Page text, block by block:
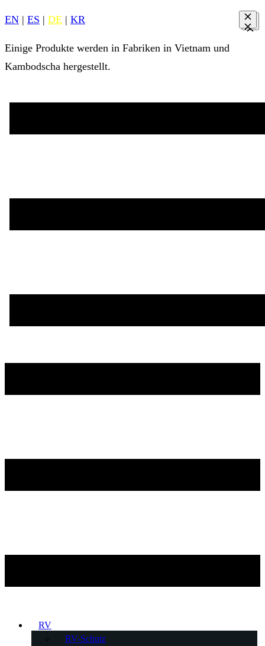
EN | ES | DE | KR
Einige Produkte werden in Fabriken in Vietnam und
Kambodscha hergestellt.
RV
RV-Schutz